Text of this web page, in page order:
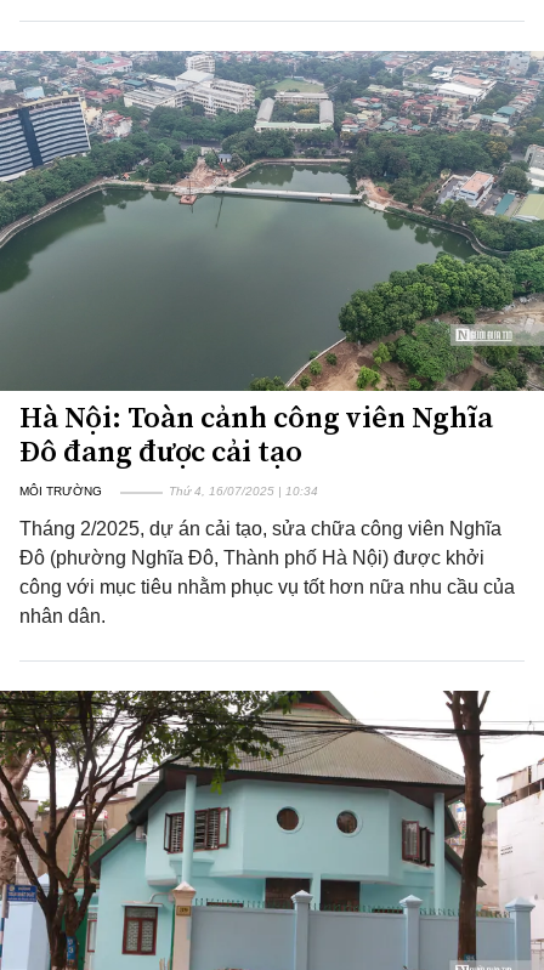
Hà Nội: Toàn cảnh công viên Nghĩa
Đô đang được cải tạo
MÔI TRƯỜNG Thứ 4, 16/07/2025 | 10:34
Tháng 2/2025, dự án cải tạo, sửa chữa công viên Nghĩa
Đô (phường Nghĩa Đô, Thành phố Hà Nội) được khởi
công với mục tiêu nhằm phục vụ tốt hơn nữa nhu cầu của
nhân dân.